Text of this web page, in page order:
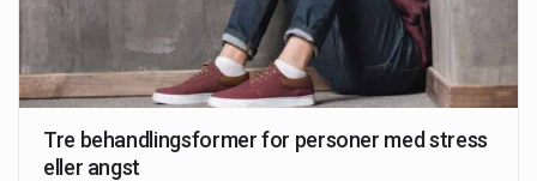
Tre behandlingsformer for personer med stress
eller angst